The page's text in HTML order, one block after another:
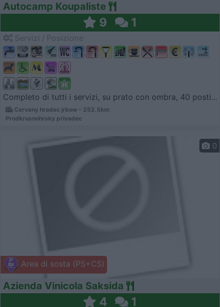
Autocamp Koupaliste
9 1
Completo di tutti i servizi, su prato con ombra, 40 posti...
Cerveny hradec jrkow - 252.5km
Prodkrusnohrsky privadec
Area di sosta (PS+CS)
0
Azienda Vinicola Saksida
4 1